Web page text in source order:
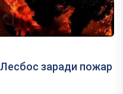
заради пожар